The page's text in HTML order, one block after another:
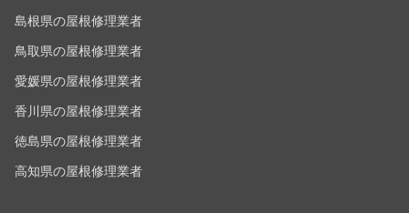
島根県の屋根修理業者
鳥取県の屋根修理業者
愛媛県の屋根修理業者
香川県の屋根修理業者
徳島県の屋根修理業者
高知県の屋根修理業者